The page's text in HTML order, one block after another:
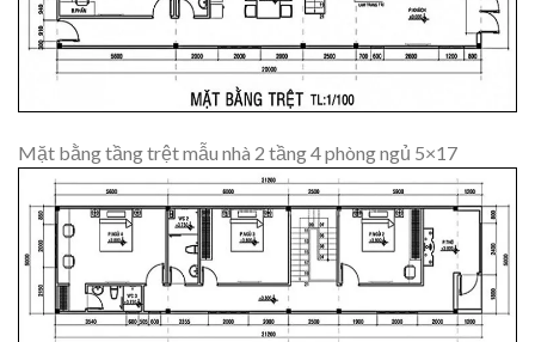
Mặt bằng tầng trệt mẫu nhà 2 tầng 4 phòng ngủ 5×17